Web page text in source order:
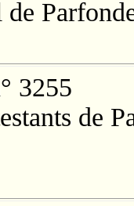
3255
de